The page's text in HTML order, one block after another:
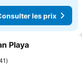
les prix
favoris
Playa